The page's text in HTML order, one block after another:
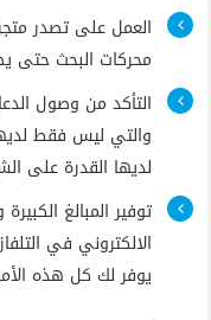
العمل على تصدر
محركات البحث حتى
التأكد من وصول
والتي ليس فقط
لديها القدرة على
توفير المبالغ
الالكتروني في
يوفر لك كل هذه